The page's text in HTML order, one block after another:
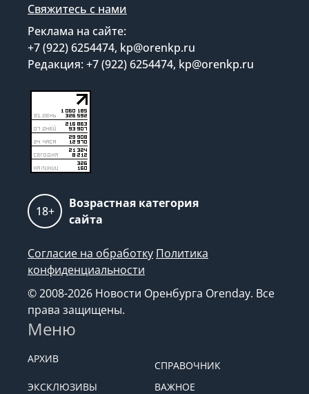
Свяжитесь с нами
Реклама на сайте:
+7 (922) 6254474, kp@orenkp.ru
Редакция: +7 (922) 6254474, kp@orenkp.ru
18+
Возрастная категория
сайта
Согласие на обработку Политика
конфиденциальности
© 2008-2026 Новости Оренбурга Orenday. Все
права защищены.
Меню
АРХИВ
СПРАВОЧНИК
ЭКСКЛЮЗИВЫ
ВАЖНОЕ